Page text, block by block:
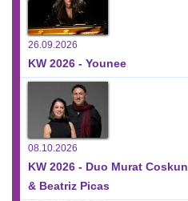
26.09.2026
KW 2026 - Younee
08.10.2026
KW 2026 - Duo Murat Coskun
& Beatriz Picas